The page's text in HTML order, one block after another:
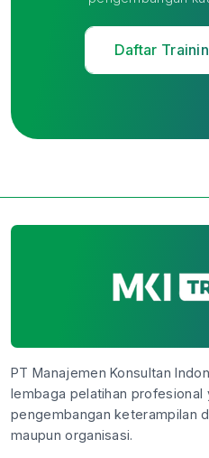
Daftar
PT Manajemen Konsultan
lembaga pelatihan profesional
pengembangan keterampilan
maupun organisasi.